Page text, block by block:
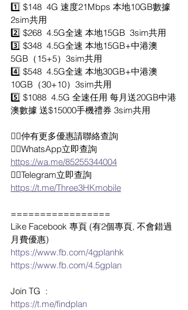
1️⃣ $148  4G 速度21Mbps 本地10GB數據
2sim共用
2️⃣ $268  4.5G全速 本地15GB  3sim共用
3️⃣ $348  4.5G全速 本地15GB+中港澳
5GB（15+5）3sim共用
4️⃣ $548  4.5G全速 本地30GB+中港澳
10GB（30+10）3sim共用
5️⃣ $1088  4.5G 全速任用 每月送20GB中港
澳數據 送$15000手機禮券 3sim共用
👉🏼仲有更多優惠請聯絡查詢
👉🏼WhatsApp立即查詢
https://wa.me/85255344004
👉🏼Telegram立即查詢
https://t.me/Three3HKmobile
=================
Like Facebook 專頁 (有2個專頁, 不會錯過
月費優惠)
https://www.fb.com/4gplanhk
https://www.fb.com/4.5gplan
Join TG  :
https://t.me/findplan